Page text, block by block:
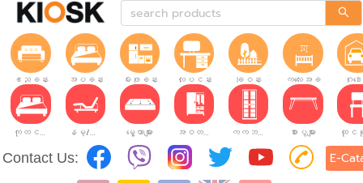
ဧည့်ခန်း အိပ်ခန်း မီးဖိုခန်း လုပ်ငန်းခွင် ခြံဝန်း ကလေးအခန်း ဂိုဒ
ကုတင်များ နိမ့်/မြင့်ချိန်ညှိနိုင်သော ကုတင်များ မွေ့ယာများ အဝတ်အစားဗီဒိုများ ကက်ဘိနက်ဗီဒိုများ စားပွဲများ
Contact Us: E-